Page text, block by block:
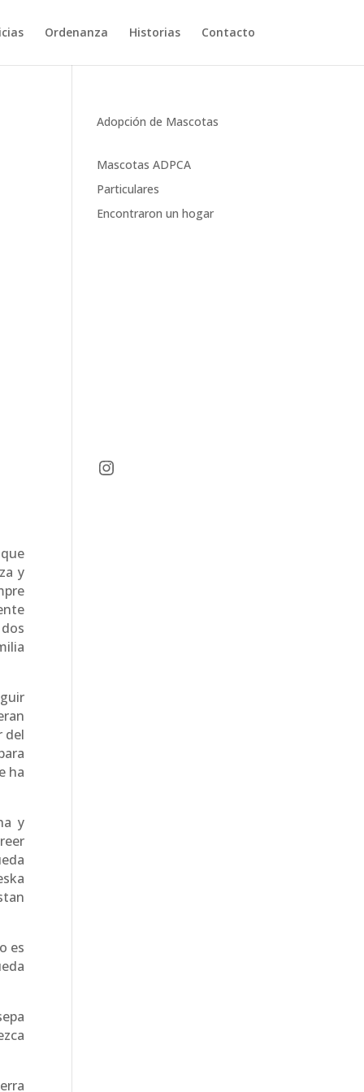
Ordenanza Historias Contacto
y
del
ha
y
es
Adopción de Mascotas
Mascotas ADPCA
Particulares
Encontraron un hogar
Instagram